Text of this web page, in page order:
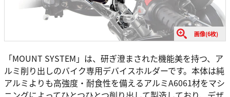
画像(6枚)
「MOUNT SYSTEM」は、研ぎ澄まされた機能美を持つ、ア
ルミ削り出しのバイク専用デバイスホルダーです。本体は純
アルミよりも高強度・耐食性を備えるアルミA6061材をマシ